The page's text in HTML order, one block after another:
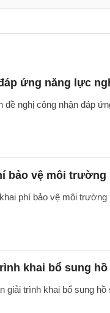
ứng năng lực
nghị công nhận đáp
bảo vệ môi trường
phí bảo vệ môi
khai bổ sung
giải trình khai bổ sung